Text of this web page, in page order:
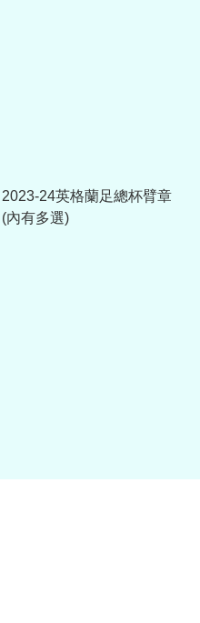
2023-24英格蘭足總杯臂章
(內有多選)